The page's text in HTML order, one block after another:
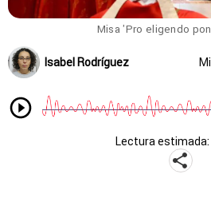
Misa 'Pro eligendo
Isabel Rodríguez
Lectura estimada: